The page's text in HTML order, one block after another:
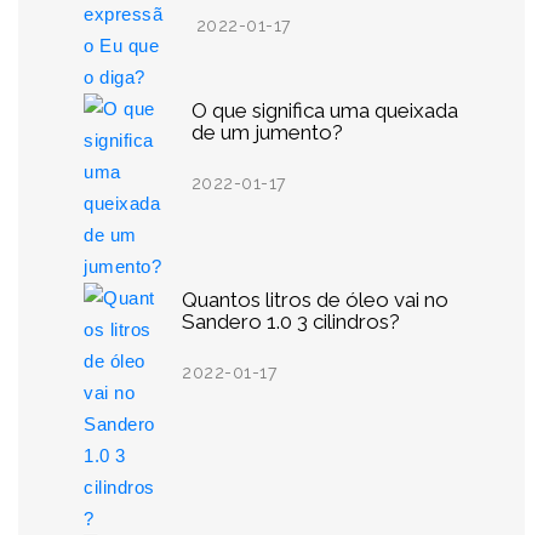
2022-01-17
O que significa uma queixada
de um jumento?
2022-01-17
Quantos litros de óleo vai no
Sandero 1.0 3 cilindros?
2022-01-17